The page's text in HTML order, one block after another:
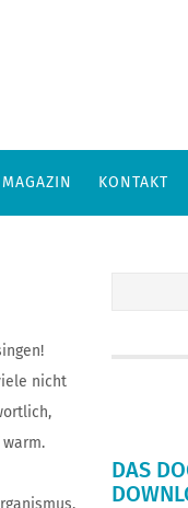
MAGAZIN KONTAKT
nicht
DAS